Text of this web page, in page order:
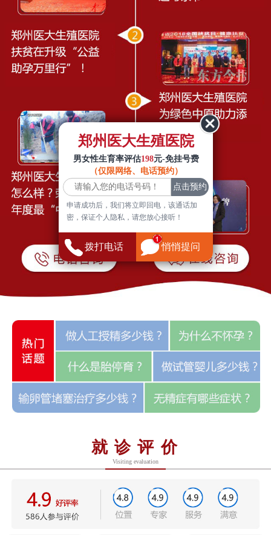
就诊评价
Visiting evaluation
郑州医大生殖医院
男女性生育率评估198元-免挂号费
（仅限网络、电话预约）
申请成功后，我们将立即回电，该通话加
密，保证个人隐私，请您放心接听！
拨打电话 悄悄提问